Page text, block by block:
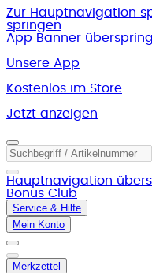
Zur Hauptnavigation
springen
App Banner
Unsere App
Kostenlos im Store
Jetzt anzeigen
Hauptnavigation
Bonus Club
Service & Hilfe
Mein Konto
Merkzettel